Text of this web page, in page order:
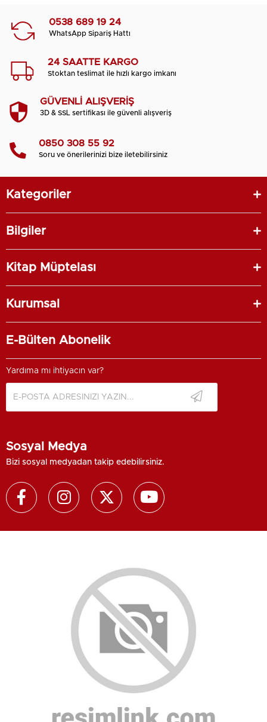
0538 689 19 24
WhatsApp Sipariş Hattı
24 SAATTE KARGO
Stoktan teslimat ile hızlı kargo imkanı
GÜVENLİ ALIŞVERİŞ
3D & SSL sertifikası ile güvenli alışveriş
0850 308 55 92
Soru ve önerilerinizi bize iletebilirsiniz
Kategoriler
Bilgiler
Kitap Müptelası
Kurumsal
E-Bülten Abonelik
Yardıma mı ihtiyacın var?
Sosyal Medya
Bizi sosyal medyadan takip edebilirsiniz.